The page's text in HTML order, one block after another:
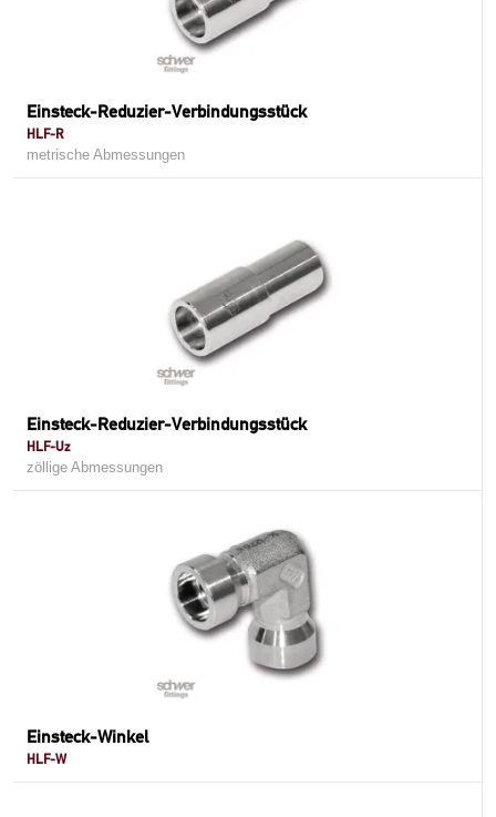
Einsteck-Reduzier-Verbindungsstück
HLF-R
metrische Abmessungen
Einsteck-Reduzier-Verbindungsstück
HLF-Uz
zöllige Abmessungen
Einsteck-Winkel
HLF-W